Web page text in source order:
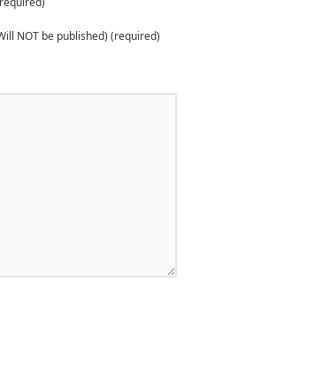
NOT be published) (required)